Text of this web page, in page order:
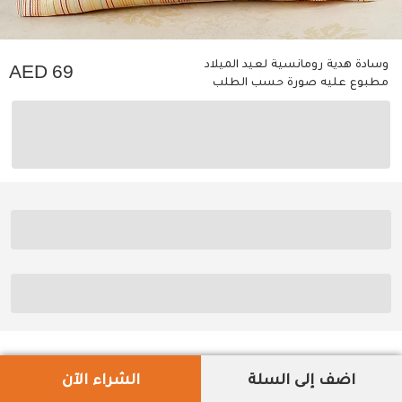
وسادة هدية رومانسية لعيد الميلاد
مطبوع عليه صورة حسب الطلب
69
اضف إلى السلة الشراء الآن